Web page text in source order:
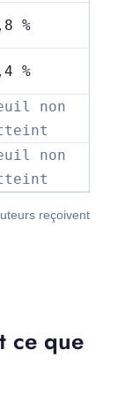
%
%
non
non
reçoivent
ce que